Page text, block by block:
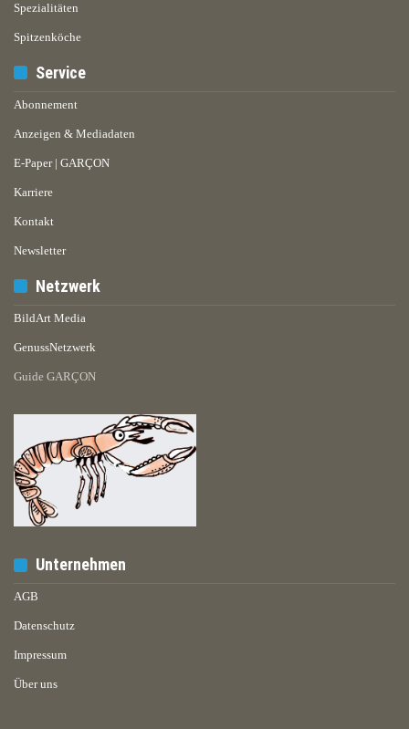
Spezialitäten
Spitzenköche
Service
Abonnement
Anzeigen & Mediadaten
E-Paper | GARÇON
Karriere
Kontakt
Newsletter
Netzwerk
BildArt Media
GenussNetzwerk
Guide GARÇON
Unternehmen
AGB
Datenschutz
Impressum
Über uns